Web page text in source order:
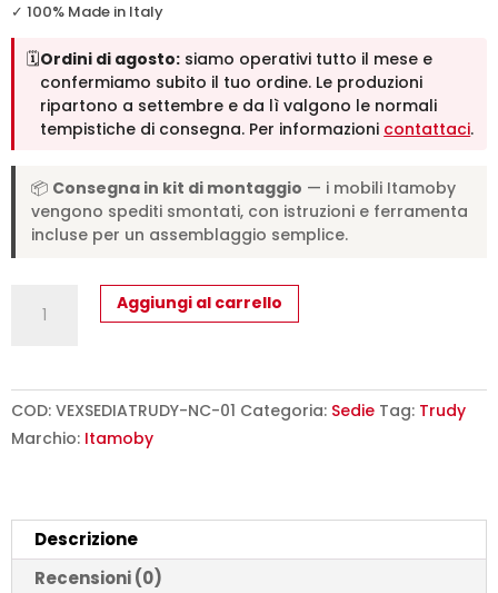
✓ 100% Made in Italy
🗓️Ordini di agosto: siamo operativi tutto il mese e
confermiamo subito il tuo ordine. Le produzioni
ripartono a settembre e da lì valgono le normali
tempistiche di consegna. Per informazioni contattaci.
📦 Consegna in kit di montaggio — i mobili Itamoby
vengono spediti smontati, con istruzioni e ferramenta
incluse per un assemblaggio semplice.
Trudy
cuscino
bianco
P.52
H.87
quantità
Aggiungi al carrello
COD: VEXSEDIATRUDY-NC-01 Categoria: Sedie Tag: Trudy
Marchio: Itamoby
Descrizione
Recensioni (0)